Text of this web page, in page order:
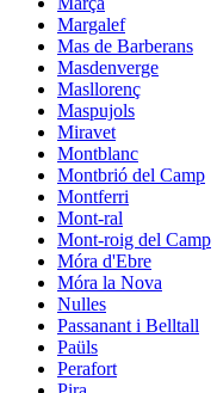
Margalef
Mas de Barberans
Masdenverge
Masllorenç
Maspujols
Miravet
Montblanc
Montbrió del Camp
Montferri
Mont-ral
Mont-roig del Camp
Móra d'Ebre
Móra la Nova
Nulles
Passanant i Belltall
Paüls
Perafort